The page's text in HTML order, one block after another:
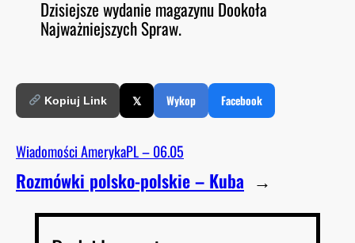
O
D
E
RSS FEED
LINK
Dzisiejsze wydanie magazynu Dookoła
Najważniejszych Spraw.
Kopiuj Link 𝕏 Wykop Facebook
Wiadomości AmerykaPL – 06.05
Rozmówki polsko-polskie – Kuba →